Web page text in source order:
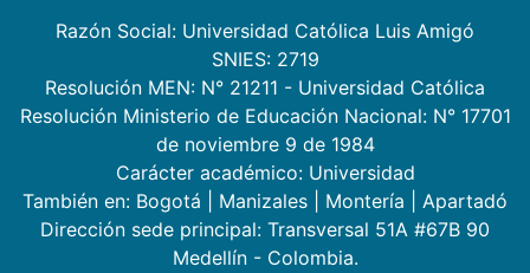
Razón Social: Universidad Católica Luis Amigó
SNIES: 2719
Resolución MEN: N° 21211 - Universidad Católica
Resolución Ministerio de Educación Nacional: N° 17701
de noviembre 9 de 1984
Carácter académico: Universidad
También en: Bogotá Manizales Montería
Apartadó
Dirección sede principal: Transversal 51A #67B 90
Medellín - Colombia.